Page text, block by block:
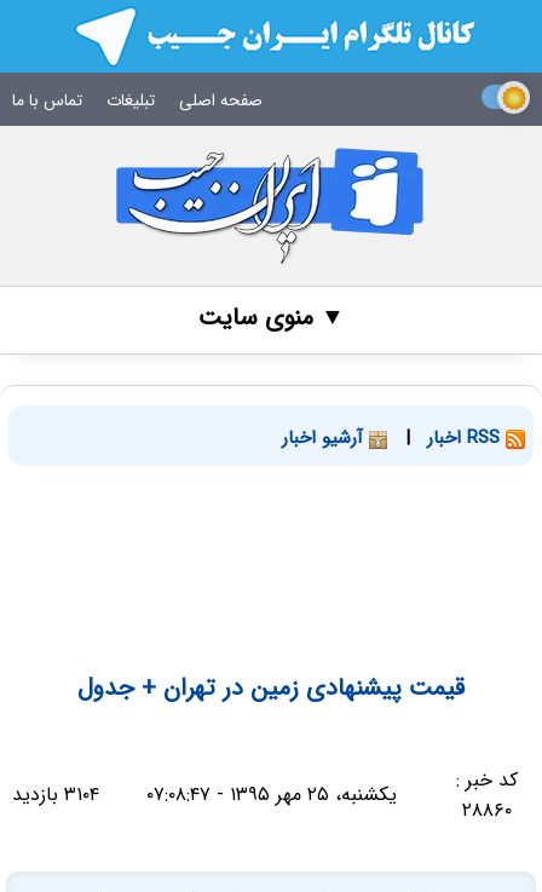
صفحه اصلی تبلیغات تماس با ما
▼ منوی سایت
| آرشیو اخبار
قیمت پیشنهادی زمین در تهران + جدول
کد خبر :
۲۸۸۶۰
یکشنبه، ۲۵ مهر ۱۳۹۵ - ۰۷:۰۸:۴۷ ۳۱۰۴ بازدید